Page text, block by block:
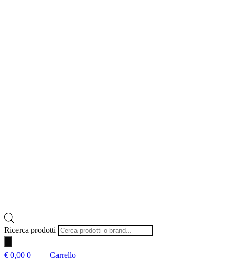
Ricerca prodotti
€ 0,00 0 Carrello